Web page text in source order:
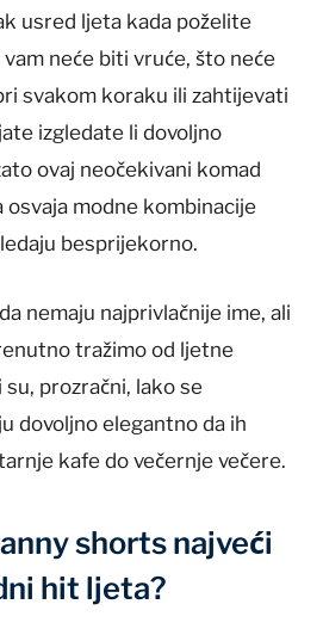
usred ljeta kada poželite
neće biti vruće, što neće
svakom koraku ili zahtijevati
izgledate li dovoljno
ovaj neočekivani komad
osvaja modne kombinacije
besprijekorno.
nemaju najprivlačnije ime, ali
tražimo od ljetne
prozračni, lako se
dovoljno elegantno da ih
kafe do večernje večere.
shorts najveći
hit ljeta?